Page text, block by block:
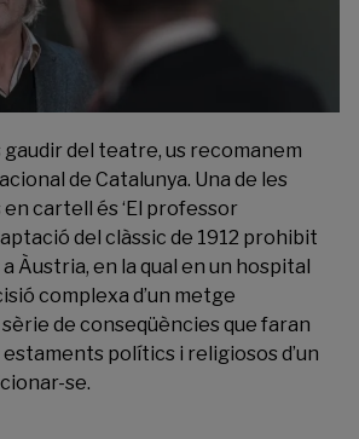
gaudir del teatre, us recomanem
de Catalunya. Una de les
cartell és ‘El professor
del clàssic de 1912 prohibit
Àustria, en la qual en un hospital
complexa d’un metge
de conseqüències que faran
polítics i religiosos d’un
se.